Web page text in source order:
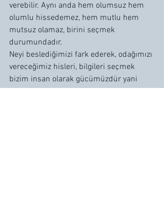
verebilir. Aynı anda hem olumsuz hem
olumlu hissedemez, hem mutlu hem
mutsuz olamaz, birini seçmek
durumundadır.
Neyi beslediğimizi fark ederek, odağımızı
vereceğimiz hisleri, bilgileri seçmek
bizim insan olarak gücümüzdür yani